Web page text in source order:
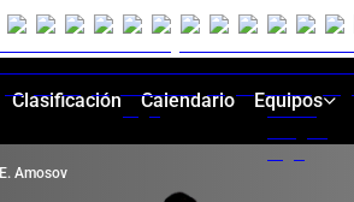
Clasificación Calendario Equipos
E. Amosov